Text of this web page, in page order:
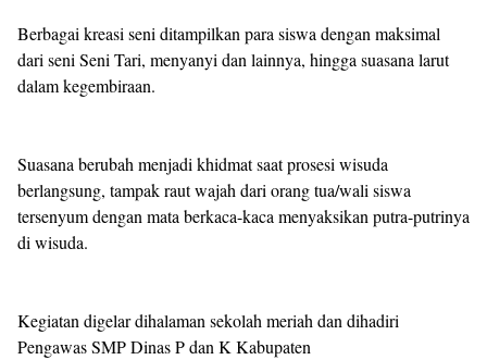
Berbagai kreasi seni ditampilkan para siswa dengan maksimal
dari seni Seni Tari, menyanyi dan lainnya, hingga suasana larut
dalam kegembiraan.
Suasana berubah menjadi khidmat saat prosesi wisuda
berlangsung, tampak raut wajah dari orang tua/wali siswa
tersenyum dengan mata berkaca-kaca menyaksikan putra-putrinya
di wisuda.
Kegiatan digelar dihalaman sekolah meriah dan dihadiri
Pengawas SMP Dinas P dan K Kabupaten